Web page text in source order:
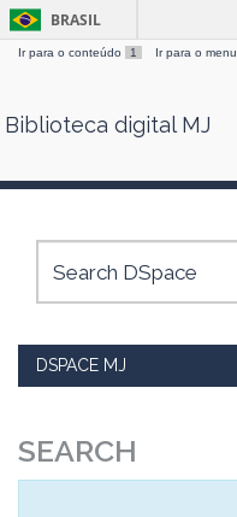
Skip
BRASIL
Ir para o conteúdo 1 Ir para o menu
Biblioteca digital MJ
DSPACE MJ
SEARCH